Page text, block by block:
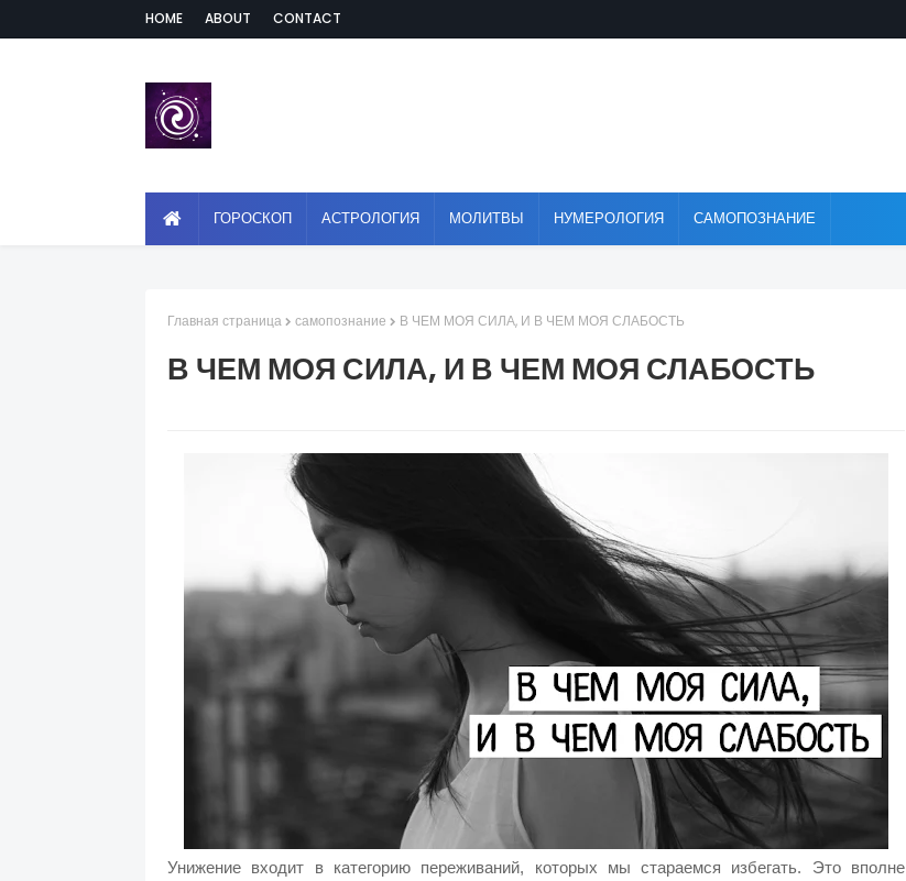
HOME ABOUT CONTACT
ГОРОСКОП АСТРОЛОГИЯ МОЛИТВЫ НУМЕРОЛОГИЯ САМОПОЗНАНИЕ
Главная страница самопознание В ЧЕМ МОЯ СИЛА, И В ЧЕМ МОЯ СЛАБОСТЬ
В ЧЕМ МОЯ СИЛА, И В ЧЕМ МОЯ СЛАБОСТЬ
Унижение входит в категорию переживаний, которых мы стараемся избегать. Это вполне